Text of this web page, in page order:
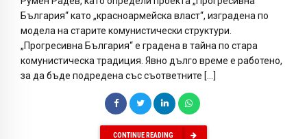
България“ като „красноармейска власт“, изградена по
модела на старите комунистически структури.
„Прогресивна България“ е градена в тайна по стара
комунистическа традиция. Явно дълго време е работено,
за да бъде подредена със съответните […]
CONTINUE READING